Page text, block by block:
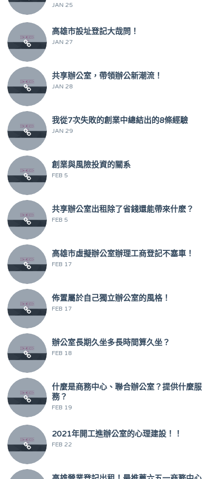
JAN 25
高雄市設址登記大哉問！
JAN 27
共享辦公室，帶領辦公新潮流！
JAN 28
我從7次失敗的創業中總結出的8條經驗
JAN 29
創業與風險投資的關系
FEB 5
共享辦公室出租除了省錢還能帶來什麽？
FEB 5
高雄市虛擬辦公室辦理工商登記不塞車！
FEB 17
佈置屬於自己獨立辦公室的風格！
FEB 17
辦公室長期久坐多長時間算久坐？
FEB 18
什麼是商務中心、聯合辦公室？提供什麼服
務？
FEB 19
2021年開工進辦公室的心理建設！！
FEB 22